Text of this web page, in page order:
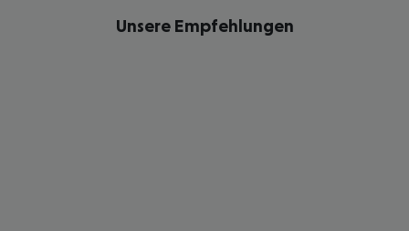
Unsere Empfehlungen